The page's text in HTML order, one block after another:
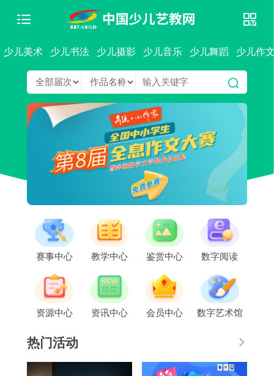
少儿美术 少儿书法 少儿摄影 少儿音乐 少儿舞蹈 少儿作
赛事中心 教学中心 鉴赏中心 数字阅读
资源中心 资讯中心 会员中心 数字艺术馆
热门活动